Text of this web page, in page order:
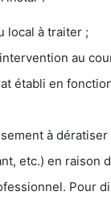
local à traiter ;
au
établi en
à
etc.) en raison
Pour